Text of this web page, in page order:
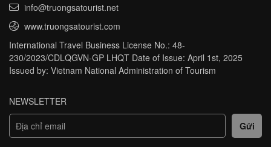
info@truongsatourist.net
www.truongsatourist.com
International Travel Business License No.: 48-
230/2023/CDLQGVN-GP LHQT Date of Issue: April 1st, 2025
Issued by: Vietnam National Administration of Tourism
NEWSLETTER